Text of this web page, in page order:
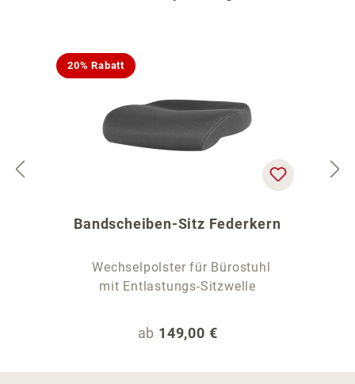
20% Rabatt
Bandscheiben-Sitz Federkern
Wechselpolster für Bürostuhl
mit Entlastungs-Sitzwelle
Regulärer Preis:
ab 149,00 €